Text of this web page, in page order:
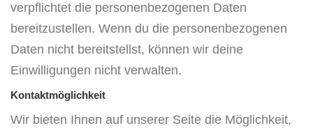
verpflichtet die personenbezogenen Daten
bereitzustellen. Wenn du die personenbezogenen
Daten nicht bereitstellst, können wir deine
Einwilligungen nicht verwalten.
Kontaktmöglichkeit
Wir bieten Ihnen auf unserer Seite die Möglichkeit,